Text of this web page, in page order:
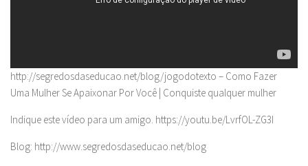
http://segredosdaseducao.net/blog/jogodotexto – Como Fazer
Uma Mulher Se Apaixonar Por Você | Conquiste qualquer mulher
Indique este vídeo para um amigo. https://youtu.be/LvrfOL-ZG3I
Blog: http://www.segredosdaseducao.net/blog